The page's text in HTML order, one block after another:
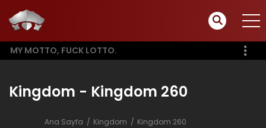
MY MOTTO, FUCK LOTTO.
Kingdom - Kingdom 260
Ana Sayfa Kingdom Kingdom 260